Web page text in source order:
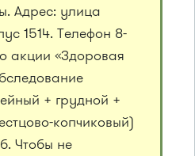
Адрес: улица
1514. Телефон 8-
акции «Здоровая
+ грудной +
копчиковый)
Чтобы не